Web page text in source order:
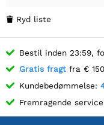
 Ryd liste
Bestil inden 23:59,
Gratis fragt fra €
Kundebedømmelse:
Fremragende service